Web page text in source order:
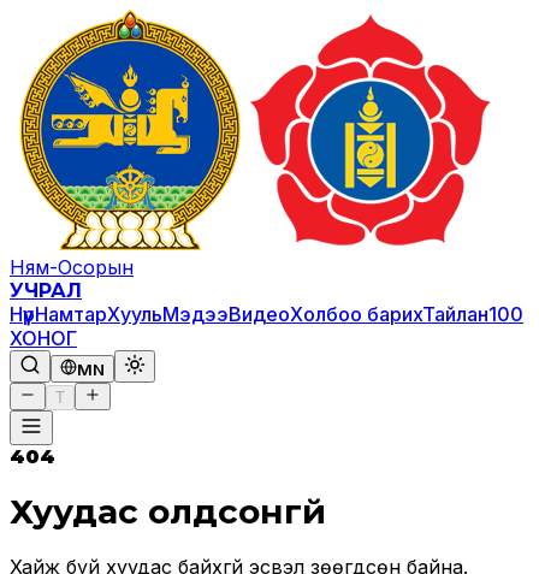
Ням-Осорын
УЧРАЛ
НүүрНамтарХуульМэдээВидеоХолбоо барихТайлан100
ХОНОГ
MN
T
404
Хуудас олдсонгүй
Хайж буй хуудас байхгүй эсвэл зөөгдсөн байна.